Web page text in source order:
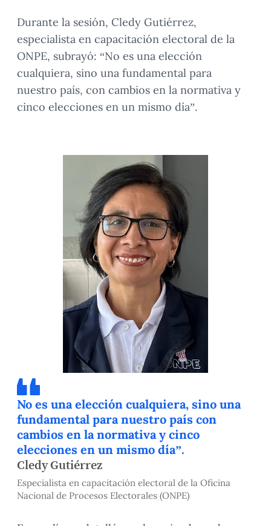
Durante la sesión, Cledy Gutiérrez,
especialista en capacitación electoral de la
ONPE, subrayó: “No es una elección
cualquiera, sino una fundamental para
nuestro país, con cambios en la normativa y
cinco elecciones en un mismo día”.
No es una elección cualquiera, sino una
fundamental para nuestro país con
cambios en la normativa y cinco
elecciones en un mismo día”.
Cledy Gutiérrez
Especialista en capacitación electoral de la Oficina
Nacional de Procesos Electorales (ONPE)